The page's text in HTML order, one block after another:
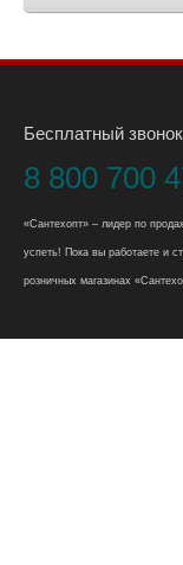
Бесплатный звонок
8 800 700
«Сантехопт» – лидер по
успеть! Пока вы работаете и
розничных магазинах